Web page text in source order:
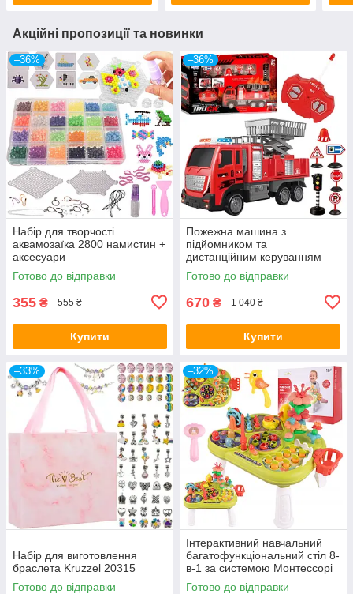
Акційні пропозиції та новинки
–36%
Набір для творчості
аквамозаїка 2800 намистин +
аксесуари
Готово до відправки
355 ₴ 555 ₴
Купити
–36%
Пожежна машина з
підйомником та
дистанційним керуванням
Woopie
Готово до відправки
670 ₴ 1 040 ₴
Купити
–33%
Набір для виготовлення
браслета Kruzzel 20315
Готово до відправки
–32%
Інтерактивний навчальний
багатофункціональний стіл 8-
в-1 за системою Монтессорі
MalPlay
Готово до відправки